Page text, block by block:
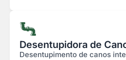
Desentupidora de
Desentupimento de canos